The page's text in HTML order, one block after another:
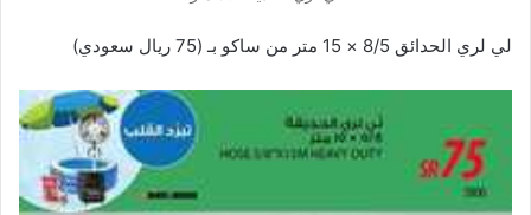
لي لري الحدائق 8/5 × 15 متر من ساكو بـ (75 ريال سعودي)